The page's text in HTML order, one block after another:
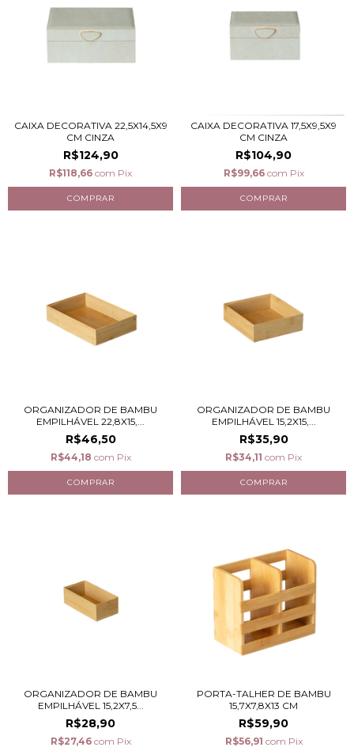
CAIXA DECORATIVA 22,5X14,5X9
CM CINZA
R$124,90
R$118,66 com Pix
CAIXA DECORATIVA 17,5X9,5X9
CM CINZA
R$104,90
R$99,66 com Pix
ORGANIZADOR DE BAMBU
EMPILHÁVEL 22,8X15,...
R$46,50
R$44,18 com Pix
ORGANIZADOR DE BAMBU
EMPILHÁVEL 15,2X15,...
R$35,90
R$34,11 com Pix
ORGANIZADOR DE BAMBU
EMPILHÁVEL 15,2X7,5...
R$28,90
R$27,46 com Pix
PORTA-TALHER DE BAMBU
15,7X7,8X13 CM
R$59,90
R$56,91 com Pix